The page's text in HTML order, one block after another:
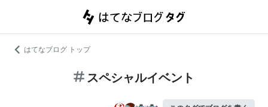
はてなブログ トップ
スペシャルイベント